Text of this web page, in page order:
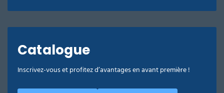
Catalogue
Inscrivez-vous et profitez d’avantages en avant première !